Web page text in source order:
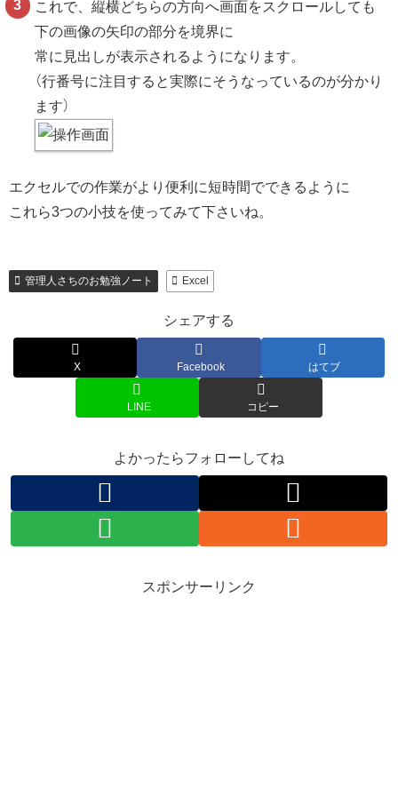
これで、縦横どちらの方向へ画面をスクロールしても
下の画像の矢印の部分を境界に
常に見出しが表示されるようになります。
（行番号に注目すると実際にそうなっているのが分かり
ます）
エクセルでの作業がより便利に短時間でできるように
これら3つの小技を使ってみて下さいね。
管理人さちのお勉強ノート Excel
シェアする
X Facebook はてブ
LINE コピー
よかったらフォローしてね
スポンサーリンク